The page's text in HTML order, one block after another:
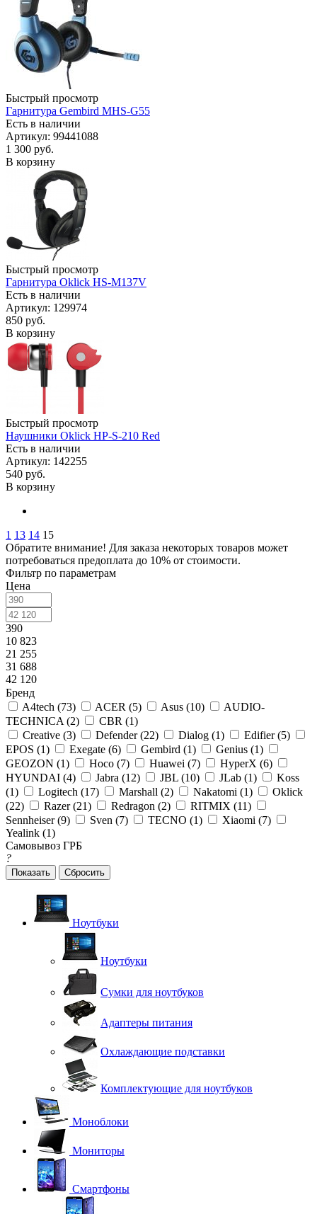
Быстрый просмотр
Гарнитура Gembird MHS-G55
Есть в наличии
Артикул: 99441088
1 300 руб.
В корзину
Быстрый просмотр
Гарнитура Oklick HS-M137V
Есть в наличии
Артикул: 129974
850 руб.
В корзину
Быстрый просмотр
Наушники Oklick HP-S-210 Red
Есть в наличии
Артикул: 142255
540 руб.
В корзину
1 13 14 15
Обратите внимание! Для заказа некоторых товаров может
потребоваться предоплата до 10% от стоимости.
Фильтр по параметрам
Цена
390
10 823
21 255
31 688
42 120
Бренд
A4tech (73) ACER (5) Asus (10)
AUDIO-
TECHNICA (2) CBR (1)
Creative (3) Defender (22) Dialog (1) Edifier (5)
EPOS (1) Exegate (6) Gembird (1) Genius (1)
GEOZON (1) Hoco (7) Huawei (7) HyperX (6)
HYUNDAI (4) Jabra (12) JBL (10) JLab (1)
Koss
(1) Logitech (17) Marshall (2) Nakatomi (1)
Oklick
(22) Razer (21) Redragon (2) RITMIX (11)
Sennheiser (9) Sven (7) TECNO (1) Xiaomi (7)
Yealink (1)
Самовывоз ГРБ
?
Сбросить
Ноутбуки
Ноутбуки
Сумки для ноутбуков
Адаптеры питания
Охлаждающие подставки
Комплектующие для ноутбуков
Моноблоки
Мониторы
Смартфоны